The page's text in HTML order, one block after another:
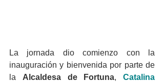
La jornada dio comienzo con la
inauguración y bienvenida por parte de
la Alcaldesa de Fortuna, Catalina